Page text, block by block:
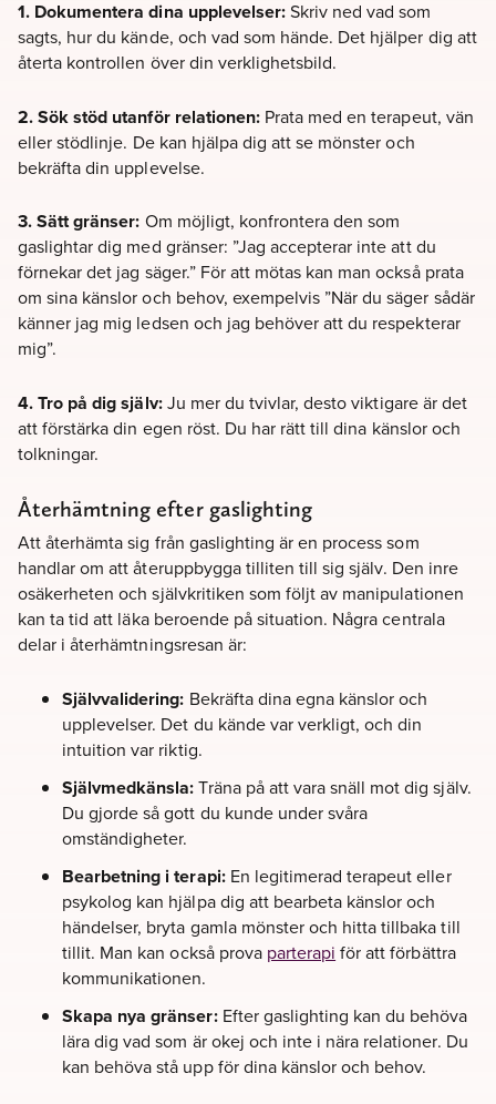
1. Dokumentera dina upplevelser:Skriv ned vad som
sagts, hur du kände, och vad som hände. Det hjälper dig att
återta kontrollen över din verklighetsbild.
2. Sök stöd utanför relationen:Prata med en terapeut, vän
eller stödlinje. De kan hjälpa dig att se mönster och
bekräfta din upplevelse.
3. Sätt gränser: Om möjligt, konfrontera den som
gaslightar dig med gränser: ”Jag accepterar inte att du
förnekar det jag säger.” För att mötas kan man också prata
om sina känslor och behov, exempelvis ”När du säger sådär
känner jag mig ledsen och jag behöver att du respekterar
mig”.
4. Tro på dig själv:Ju mer du tvivlar, desto viktigare är det
att förstärka din egen röst. Du har rätt till dina känslor och
tolkningar.
Återhämtning efter gaslighting
Att återhämta sig från gaslighting är en process som
handlar om att återuppbygga tilliten till sig själv. Den inre
osäkerheten och självkritiken som följt av manipulationen
kan ta tid att läka beroende på situation. Några centrala
delar i återhämtningsresan är:
Självvalidering: Bekräfta dina egna känslor och
upplevelser. Det du kände var verkligt, och din
intuition var riktig.
Självmedkänsla:Träna på att vara snäll mot dig själv.
Du gjorde så gott du kunde under svåra
omständigheter.
Bearbetning i terapi:En legitimerad terapeut eller
psykolog kan hjälpa dig att bearbeta känslor och
händelser, bryta gamla mönster och hitta tillbaka till
tillit. Man kan också prova parterapi för att förbättra
kommunikationen.
Skapa nya gränser:Efter gaslighting kan du behöva
lära dig vad som är okej och inte i nära relationer. Du
kan behöva stå upp för dina känslor och behov.